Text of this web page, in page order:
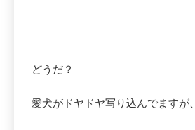
どうだ？
愛犬がドヤドヤ写り込んでますが、